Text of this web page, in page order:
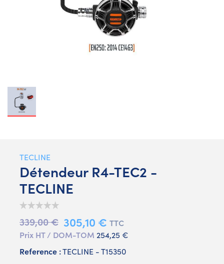
TECLINE
Détendeur R4-TEC2 -
TECLINE
339,00 € 305,10 € TTC
Prix HT / DOM-TOM 254,25 €
Reference :TECLINE - T15350